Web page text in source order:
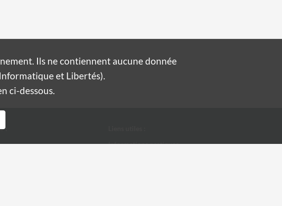
:
Informations pratiques
Ils ne contiennent aucune donnée
et Libertés).
ci-dessous.